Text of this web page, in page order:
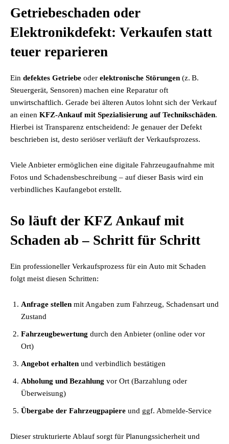
Getriebeschaden oder
Elektronikdefekt: Verkaufen statt
teuer reparieren
Ein defektes Getriebe oder elektronische Störungen (z. B.
Steuergerät, Sensoren) machen eine Reparatur oft
unwirtschaftlich. Gerade bei älteren Autos lohnt sich der Verkauf
an einen KFZ-Ankauf mit Spezialisierung auf Technikschäden.
Hierbei ist Transparenz entscheidend: Je genauer der Defekt
beschrieben ist, desto seriöser verläuft der Verkaufsprozess.
Viele Anbieter ermöglichen eine digitale Fahrzeugaufnahme mit
Fotos und Schadensbeschreibung – auf dieser Basis wird ein
verbindliches Kaufangebot erstellt.
So läuft der KFZ Ankauf mit
Schaden ab – Schritt für Schritt
Ein professioneller Verkaufsprozess für ein Auto mit Schaden
folgt meist diesen Schritten:
Anfrage stellen mit Angaben zum Fahrzeug, Schadensart und
Zustand
Fahrzeugbewertung durch den Anbieter (online oder vor
Ort)
Angebot erhalten und verbindlich bestätigen
Abholung und Bezahlung vor Ort (Barzahlung oder
Überweisung)
Übergabe der Fahrzeugpapiere und ggf. Abmelde-Service
Dieser strukturierte Ablauf sorgt für Planungssicherheit und